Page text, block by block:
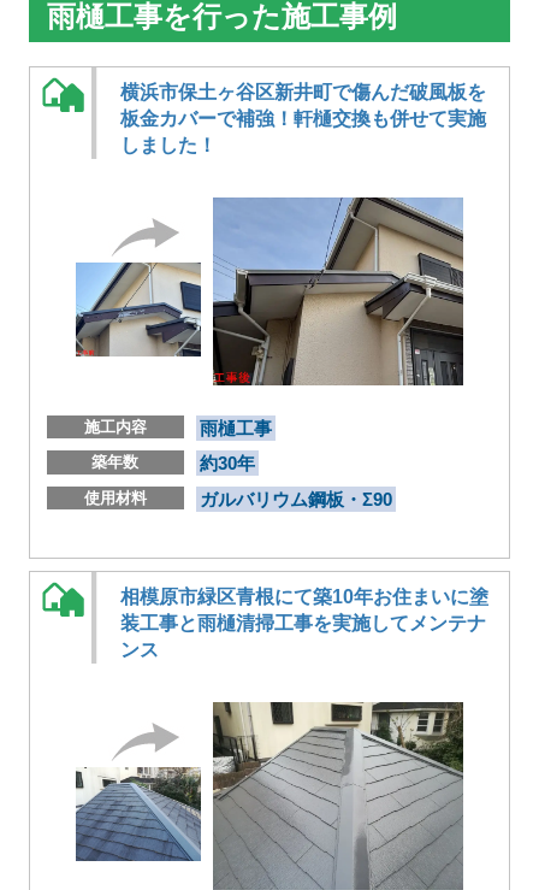
雨樋工事を行った施工事例
横浜市保土ヶ谷区新井町で傷んだ破風板を
板金カバーで補強！軒樋交換も併せて実施
しました！
施工内容 雨樋工事
築年数 約30年
使用材料 ガルバリウム鋼板・Σ90
相模原市緑区青根にて築10年お住まいに塗
装工事と雨樋清掃工事を実施してメンテナ
ンス